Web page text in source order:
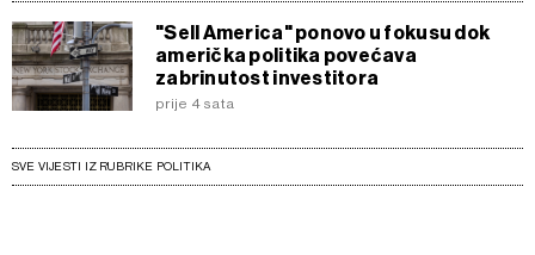
"Sell America" ponovo u fokusu dok
američka politika povećava
zabrinutost investitora
prije 4 sata
SVE VIJESTI IZ RUBRIKE POLITIKA